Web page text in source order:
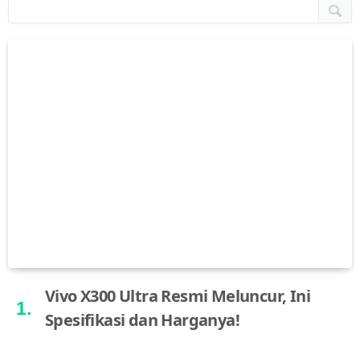
Vivo X300 Ultra Resmi Meluncur, Ini
Spesifikasi dan Harganya!